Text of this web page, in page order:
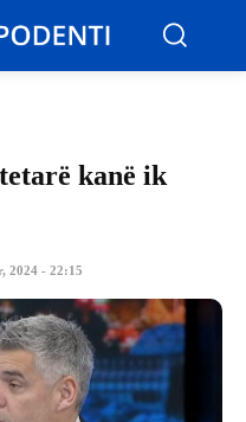
kanë ik
2024 - 22:15